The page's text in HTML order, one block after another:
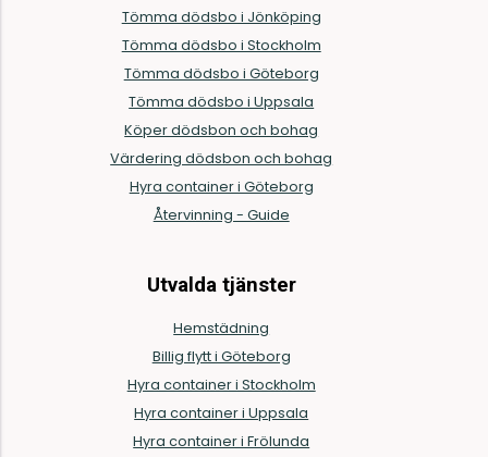
Tömma dödsbo i Jönköping
Tömma dödsbo i Stockholm
Tömma dödsbo i Göteborg
Tömma dödsbo i Uppsala
Köper dödsbon och bohag
Värdering dödsbon och bohag
Hyra container i Göteborg
Återvinning - Guide
Utvalda tjänster
Hemstädning
Billig flytt i Göteborg
Hyra container i Stockholm
Hyra container i Uppsala
Hyra container i Frölunda